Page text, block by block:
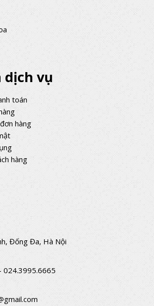
dịch vụ
toán
hàng
hàng
Đống Đa, Hà Nội
024.3995.6665